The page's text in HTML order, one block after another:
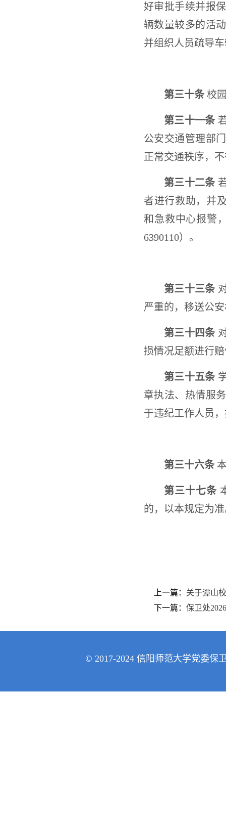
好审批手续并报
辆数量较多的活
并组织人员疏导
第三十条校
第三十一条
公安交通管理部
正常交通秩序，
第三十二条
者进行救助，并
和急救中心报警
6390110）。
第三十三条
严重的，移送公
第三十四条
损情况足额进行
第三十五条
章执法、热情服
于违纪工作人员
第三十六条
第三十七条
的，以本规定为
上一篇： 关于谭山
下一篇： 保卫处
© 2017-2024 信阳师范大学党委